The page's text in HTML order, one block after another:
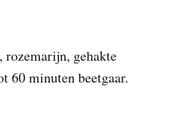
rozemarijn, gehakte
60 minuten beetgaar.